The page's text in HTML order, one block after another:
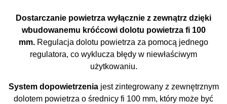
Dostarczanie powietrza wyłącznie z zewnątrz dzięki
wbudowanemu króćcowi dolotu powietrza fi 100
mm. Regulacja dolotu powietrza za pomocą jednego
regulatora, co wyklucza błędy w niewłaściwym
użytkowaniu.
System dopowietrzeniajest zintegrowany z zewnętrznym
dolotem powietrza o średnicy fi 100 mm, który może być